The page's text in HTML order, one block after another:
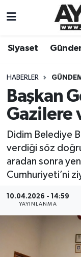
Siyaset
HABERLER
Başkan
Gazilere
Didim Belediye
verdiği söz
aradan sonra
Cumhuriyeti’ni
10.04.2026 - 14:59
YAYINLANMA
Gündem
Siyaset
Ekonomi
Yaşam
Eğitim
Kültür Sanat
Aydın Hava
Aydin
Aydın Trafik
Süper Lig
Tüm
Son Dakika